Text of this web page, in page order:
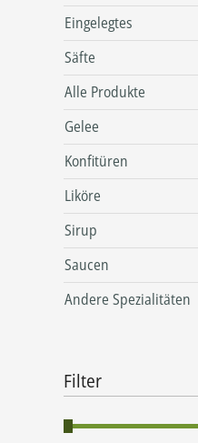
Eingelegtes
Säfte
Alle Produkte
Gelee
Konfitüren
Liköre
Sirup
Saucen
Andere Spezialitäten
Filter